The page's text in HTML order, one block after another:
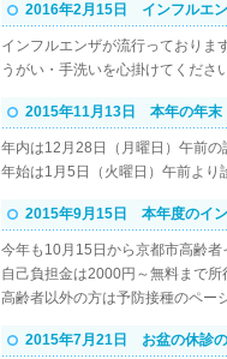
2016年2月15日 インフルエ
インフルエンザが流行っておりま
うがい・手洗いを心掛けてくださ
2015年11月13日 本年の年末
年内は12月28日（月曜日）午前
年始は1月5日（火曜日）午前よ
2015年9月15日 本年度のイ
今年も10月15日から京都市高齢
自己負担金は2000円～無料まで
高齢者以外の方は予防接種のペー
2015年7月21日 お盆の休診